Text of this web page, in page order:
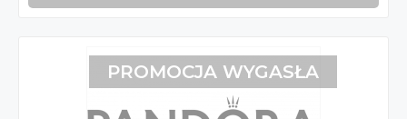
PROMOCJA WYGASŁA